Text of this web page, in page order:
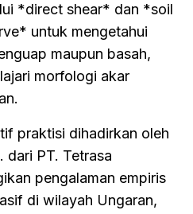
*direct shear* dan *soil
untuk mengetahui
maupun basah,
morfologi akar
praktisi dihadirkan oleh
dari PT. Tetrasa
pengalaman empiris
di wilayah Ungaran,